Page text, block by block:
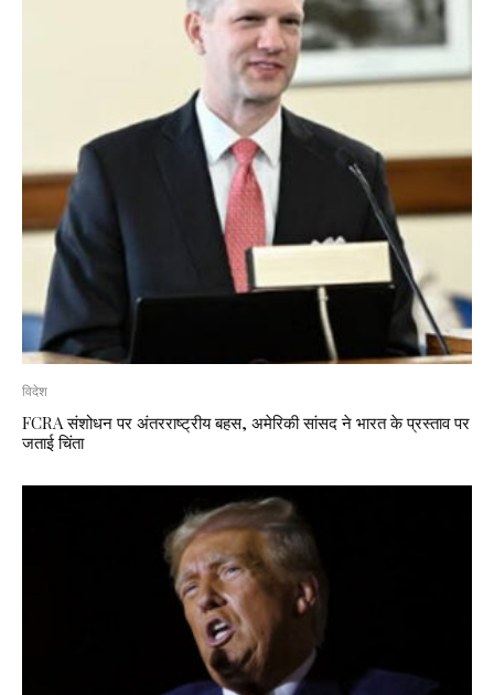
विदेश
FCRA संशोधन पर अंतरराष्ट्रीय बहस, अमेरिकी सांसद ने भारत के प्रस्ताव पर
जताई चिंता